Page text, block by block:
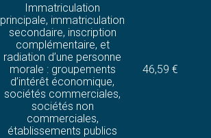
Immatriculation
principale, immatriculation
secondaire, inscription
complémentaire, et
radiation d’une personne
morale : groupements
d’intérêt économique,
sociétés commerciales,
sociétés non
commerciales,
établissements publics
46,59 €